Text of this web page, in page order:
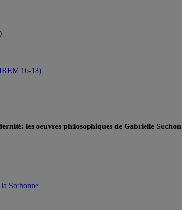
16-18)
les oeuvres philosophiques de Gabrielle
Sorbonne